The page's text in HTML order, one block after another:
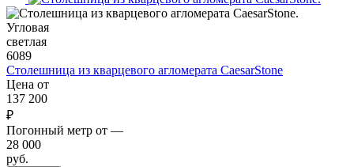
Угловая
светлая
6089
Столешница из кварцевого агломерата CaesarStone
Цена от
137 200
₽
Погонный метр от —
28 000
руб.